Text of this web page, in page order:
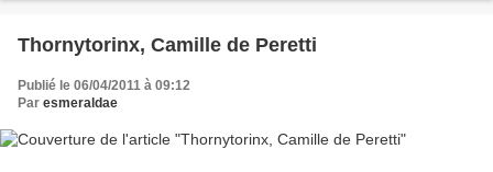
Thornytorinx, Camille de Peretti
Publié le 06/04/2011 à 09:12
Par esmeraldae